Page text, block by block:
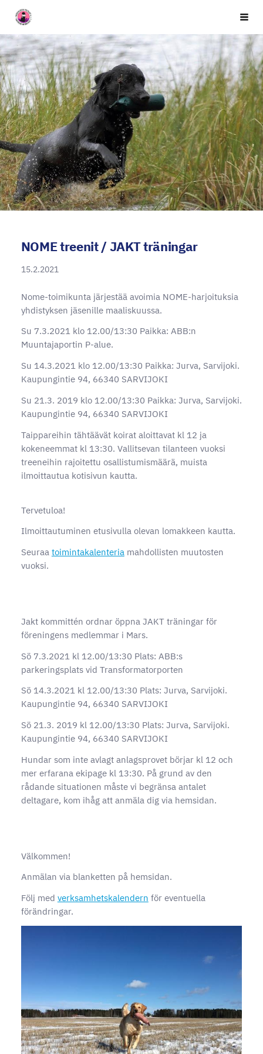
Siirry
sivun
sisältöön
Seuran nimi
NOME treenit / JAKT träningar
15.2.2021
Nome-toimikunta järjestää avoimia NOME-harjoituksia
yhdistyksen jäsenille maaliskuussa.
Su 7.3.2021 klo 12.00/13:30 Paikka: ABB:n
Muuntajaportin P-alue.
Su 14.3.2021 klo 12.00/13:30 Paikka: Jurva, Sarvijoki.
Kaupungintie 94, 66340 SARVIJOKI
Su 21.3. 2019 klo 12.00/13:30 Paikka: Jurva, Sarvijoki.
Kaupungintie 94, 66340 SARVIJOKI
Taippareihin tähtäävät koirat aloittavat kl 12 ja
kokeneemmat kl 13:30. Vallitsevan tilanteen vuoksi
treeneihin rajoitettu osallistumismäärä, muista
ilmoittautua kotisivun kautta.
Tervetuloa!
Ilmoittautuminen etusivulla olevan lomakkeen kautta.
Seuraa toimintakalenteriamahdollisten muutosten
vuoksi.
Jakt kommittén ordnar öppna JAKT träningar för
föreningens medlemmar i Mars.
Sö 7.3.2021 kl 12.00/13:30 Plats: ABB:s
parkeringsplats vid Transformatorporten
Sö 14.3.2021 kl 12.00/13:30 Plats: Jurva, Sarvijoki.
Kaupungintie 94, 66340 SARVIJOKI
Sö 21.3. 2019 kl 12.00/13:30 Plats: Jurva, Sarvijoki.
Kaupungintie 94, 66340 SARVIJOKI
Hundar som inte avlagt anlagsprovet börjar kl 12 och
mer erfarana ekipage kl 13:30. På grund av den
rådande situationen måste vi begränsa antalet
deltagare, kom ihåg att anmäla dig via hemsidan.
Välkommen!
Anmälan via blanketten på hemsidan.
Följ med verksamhetskalendern för eventuella
förändringar.